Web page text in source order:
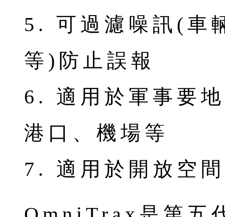
5. 可過濾噪訊(車
等)防止誤報
6. 適用於軍事要
港口、機場等
7. 適用於開放空